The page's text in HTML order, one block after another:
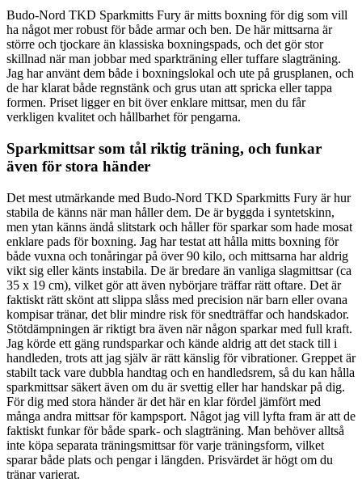
Budo-Nord TKD Sparkmitts Fury är mitts boxning för dig som vill
ha något mer robust för både armar och ben. De här mittsarna är
större och tjockare än klassiska boxningspads, och det gör stor
skillnad när man jobbar med sparkträning eller tuffare slagträning.
Jag har använt dem både i boxningslokal och ute på grusplanen, och
de har klarat både regnstänk och grus utan att spricka eller tappa
formen. Priset ligger en bit över enklare mittsar, men du får
verkligen kvalitet och hållbarhet för pengarna.
Sparkmittsar som tål riktig träning, och funkar
även för stora händer
Det mest utmärkande med Budo-Nord TKD Sparkmitts Fury är hur
stabila de känns när man håller dem. De är byggda i syntetskinn,
men ytan känns ändå slitstark och håller för sparkar som hade mosat
enklare pads för boxning. Jag har testat att hålla mitts boxning för
både vuxna och tonåringar på över 90 kilo, och mittsarna har aldrig
vikt sig eller känts instabila. De är bredare än vanliga slagmittsar (ca
35 x 19 cm), vilket gör att även nybörjare träffar rätt oftare. Det är
faktiskt rätt skönt att slippa slåss med precision när barn eller ovana
kompisar tränar, det blir mindre risk för snedträffar och handskador.
Stötdämpningen är riktigt bra även när någon sparkar med full kraft.
Jag körde ett gäng rundsparkar och kände aldrig att det stack till i
handleden, trots att jag själv är rätt känslig för vibrationer. Greppet är
stabilt tack vare dubbla handtag och en handledsrem, så du kan hålla
sparkmittsar säkert även om du är svettig eller har handskar på dig.
För dig med stora händer är det här en klar fördel jämfört med
många andra mittsar för kampsport. Något jag vill lyfta fram är att de
faktiskt funkar för både spark- och slagträning. Man behöver alltså
inte köpa separata träningsmittsar för varje träningsform, vilket
sparar både plats och pengar i längden. Prisvärdet är högt om du
tränar varierat.